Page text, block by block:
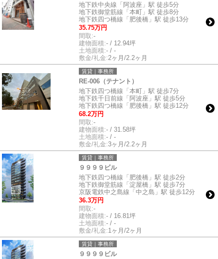
地下鉄中央線「阿波座」駅 徒歩5分
地下鉄御堂筋線「本町」駅 徒歩8分
地下鉄四つ橋線「肥後橋」駅 徒歩13分
35.75万円
間取:-
建物面積:- / 12.94坪
土地面積:- / -
敷金/礼金:2ヶ月/2.2ヶ月
賃貸｜事務所
RE-006（テナント）
地下鉄四つ橋線「本町」駅 徒歩7分
地下鉄千日前線「阿波座」駅 徒歩5分
地下鉄四つ橋線「肥後橋」駅 徒歩12分
68.2万円
間取:-
建物面積:- / 31.58坪
土地面積:- / -
敷金/礼金:3ヶ月/2.2ヶ月
賃貸｜事務所
９９９９ビル
地下鉄四つ橋線「肥後橋」駅 徒歩2分
地下鉄御堂筋線「淀屋橋」駅 徒歩7分
京阪電鉄中之島線「中之島」駅 徒歩12分
36.3万円
間取:-
建物面積:- / 16.81坪
土地面積:- / -
敷金/礼金:1ヶ月/2ヶ月
賃貸｜事務所
９９９９ビル